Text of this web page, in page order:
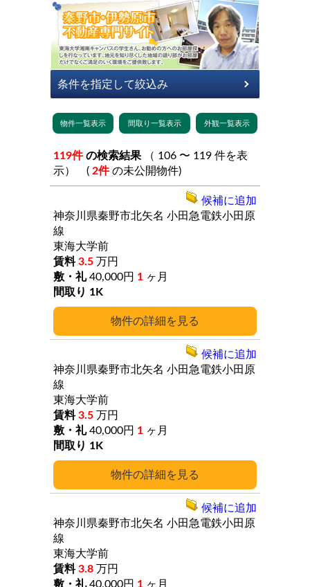
119件 の検索結果
示） ( 2件 の未公開物件)
詳細
神奈川県秦野市北矢名 小田急電鉄小田原
線
東海大学前
3.5 万円
40,000円 1 ヶ月
1K
候補に追加
詳細
神奈川県秦野市北矢名 小田急電鉄小田原
線
東海大学前
3.5 万円
40,000円 1 ヶ月
1K
候補に追加
神奈川県秦野市北矢名 小田急電鉄小田原
線
東海大学前
3.8 万円
40,000円 1 ヶ月
候補に追加